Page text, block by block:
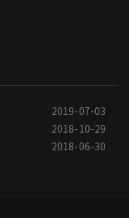
2019-07-03
2018-10-29
2018-06-30